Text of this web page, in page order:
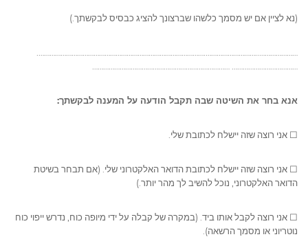
(נא לציין אם יש מסמך כלשהו שברצונך להציג כבסיס לבקשתך.)
אנא בחר את השיטה שבה תקבל הודעה על המענה לבקשתך:
☐ אני רוצה שזה יישלח לכתובת שלי.
☐ אני רוצה שזה יישלח לכתובת הדואר האלקטרוני שלי. (אם תבחר בשיטת
הדואר האלקטרוני, נוכל להשיב לך מהר יותר.)
☐ אני רוצה לקבל אותו ביד. (במקרה של קבלה על ידי מיופה כוח, נדרש ייפוי כוח
נוטריוני או מסמך הרשאה).